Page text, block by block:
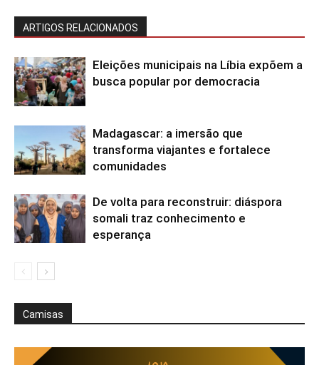
ARTIGOS RELACIONADOS
Eleições municipais na Líbia expõem a
busca popular por democracia
Madagascar: a imersão que
transforma viajantes e fortalece
comunidades
De volta para reconstruir: diáspora
somali traz conhecimento e
esperança
Camisas